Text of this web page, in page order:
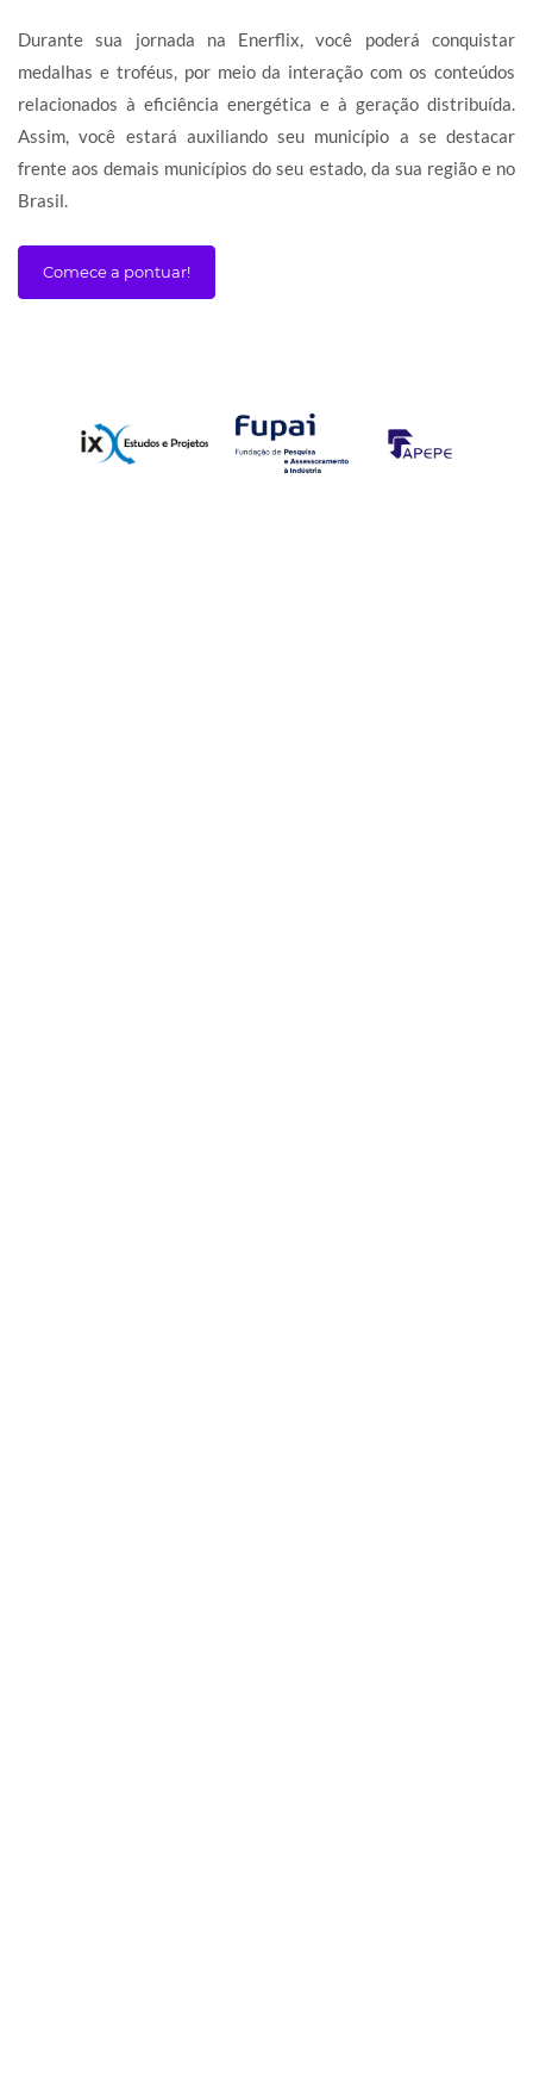
Durante sua jornada na Enerflix, você poderá conquistar
medalhas e troféus, por meio da interação com os conteúdos
relacionados à eficiência energética e à geração distribuída.
Assim, você estará auxiliando seu município a se destacar
frente aos demais municípios do seu estado, da sua região e no
Brasil.
Comece a pontuar!